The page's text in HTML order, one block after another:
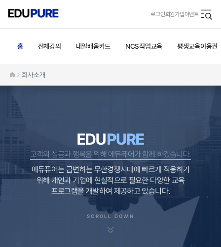
로그인회원가입이벤트
홈 전체강의 내일배움카드 NCS직업교육 평생교육이용권
회사소개
고객의 성공과 행복을 위해 에듀퓨어가 함께 하겠습니다.
에듀퓨어는 급변하는 무한경쟁시대에 빠르게 적응하기
위해 개인과 기업에 현실적으로 필요한 다양한 교육
프로그램을 개발하여 제공하고 있습니다.
SCROLL DOWN